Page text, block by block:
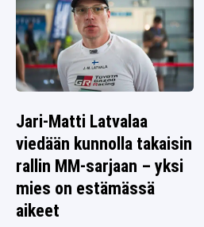
Jari-Matti Latvalaa
viedään kunnolla takaisin
rallin MM-sarjaan – yksi
mies on estämässä
aikeet